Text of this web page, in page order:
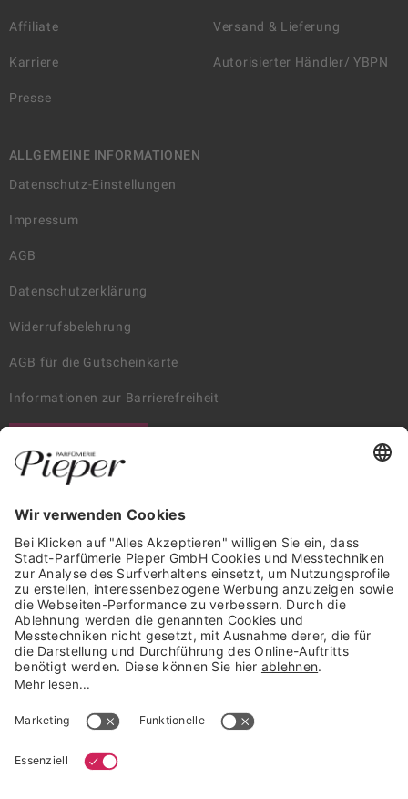
Affiliate
Karriere
Presse
Versand & Lieferung
Autorisierter Händler/ YBPN
ALLGEMEINE INFORMATIONEN
Datenschutz-Einstellungen
Impressum
AGB
Datenschutzerklärung
Widerrufsbelehrung
AGB für die Gutscheinkarte
Informationen zur Barrierefreiheit
Trusted Shops Mitglied seit 2010
* unverbindliche Preisempfehlung der Verbundgruppe beauty alliance